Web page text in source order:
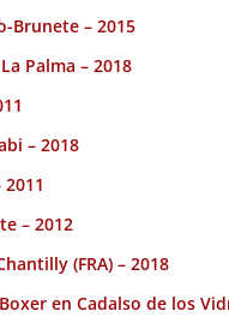
Brunete – 2015
Palma – 2018
– 2018
– 2012
(FRA) – 2018
en Cadalso de los